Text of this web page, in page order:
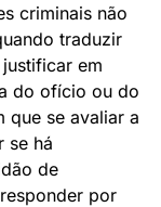
criminais não
traduzir
em
do ofício ou do
que se avaliar a
se há
de
por